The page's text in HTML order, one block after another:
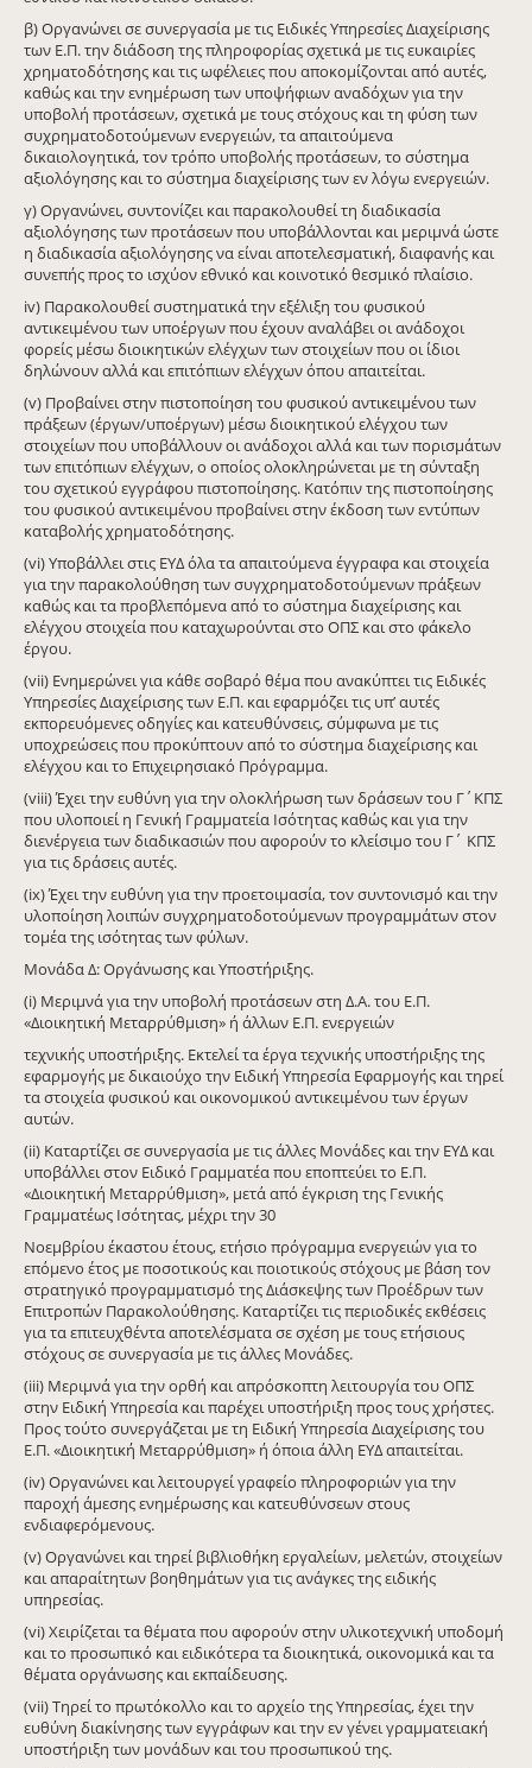
β) Οργανώνει σε συνεργασία με τις Ειδικές Υπηρεσίες Διαχείρισης
των Ε.Π. την διάδοση της πληροφορίας σχετικά με τις ευκαιρίες
χρηματοδότησης και τις ωφέλειες που αποκομίζονται από αυτές,
καθώς και την ενημέρωση των υποψήφιων αναδόχων για την
υποβολή προτάσεων, σχετικά με τους στόχους και τη φύση των
συχρηματοδοτούμενων ενεργειών, τα απαιτούμενα
δικαιολογητικά, τον τρόπο υποβολής προτάσεων, το σύστημα
αξιολόγησης και το σύστημα διαχείρισης των εν λόγω ενεργειών.
γ) Οργανώνει, συντονίζει και παρακολουθεί τη διαδικασία
αξιολόγησης των προτάσεων που υποβάλλονται και μεριμνά ώστε
η διαδικασία αξιολόγησης να είναι αποτελεσματική, διαφανής και
συνεπής προς το ισχύον εθνικό και κοινοτικό θεσμικό πλαίσιο.
iv) Παρακολουθεί συστηματικά την εξέλιξη του φυσικού
αντικειμένου των υποέργων που έχουν αναλάβει οι ανάδοχοι
φορείς μέσω διοικητικών ελέγχων των στοιχείων που οι ίδιοι
δηλώνουν αλλά και επιτόπιων ελέγχων όπου απαιτείται.
(v) Προβαίνει στην πιστοποίηση του φυσικού αντικειμένου των
πράξεων (έργων/υποέργων) μέσω διοικητικού ελέγχου των
στοιχείων που υποβάλλουν οι ανάδοχοι αλλά και των πορισμάτων
των επιτόπιων ελέγχων, ο οποίος ολοκληρώνεται με τη σύνταξη
του σχετικού εγγράφου πιστοποίησης. Κατόπιν της πιστοποίησης
του φυσικού αντικειμένου προβαίνει στην έκδοση των εντύπων
καταβολής χρηματοδότησης.
(vi) Υποβάλλει στις ΕΥΔ όλα τα απαιτούμενα έγγραφα και στοιχεία
για την παρακολούθηση των συγχρηματοδοτούμενων πράξεων
καθώς και τα προβλεπόμενα από το σύστημα διαχείρισης και
ελέγχου στοιχεία που καταχωρούνται στο ΟΠΣ και στο φάκελο
έργου.
(vii) Ενημερώνει για κάθε σοβαρό θέμα που ανακύπτει τις Ειδικές
Υπηρεσίες Διαχείρισης των Ε.Π. και εφαρμόζει τις υπ’ αυτές
εκπορευόμενες οδηγίες και κατευθύνσεις, σύμφωνα με τις
υποχρεώσεις που προκύπτουν από το σύστημα διαχείρισης και
ελέγχου και το Επιχειρησιακό Πρόγραμμα.
(viii) Έχει την ευθύνη για την ολοκλήρωση των δράσεων του Γ΄ΚΠΣ
που υλοποιεί η Γενική Γραμματεία Ισότητας καθώς και για την
διενέργεια των διαδικασιών που αφορούν το κλείσιμο του Γ΄ ΚΠΣ
για τις δράσεις αυτές.
(ix) Έχει την ευθύνη για την προετοιμασία, τον συντονισμό και την
υλοποίηση λοιπών συγχρηματοδοτούμενων προγραμμάτων στον
τομέα της ισότητας των φύλων.
Μονάδα Δ: Οργάνωσης και Υποστήριξης.
(i) Μεριμνά για την υποβολή προτάσεων στη Δ.Α. του Ε.Π.
«Διοικητική Μεταρρύθμιση» ή άλλων Ε.Π. ενεργειών
τεχνικής υποστήριξης. Εκτελεί τα έργα τεχνικής υποστήριξης της
εφαρμογής με δικαιούχο την Ειδική Υπηρεσία Εφαρμογής και τηρεί
τα στοιχεία φυσικού και οικονομικού αντικειμένου των έργων
αυτών.
(ii) Καταρτίζει σε συνεργασία με τις άλλες Μονάδες και την ΕΥΔ και
υποβάλλει στον Ειδικό Γραμματέα που εποπτεύει το Ε.Π.
«Διοικητική Μεταρρύθμιση», μετά από έγκριση της Γενικής
Γραμματέως Ισότητας, μέχρι την 30
Νοεμβρίου έκαστου έτους, ετήσιο πρόγραμμα ενεργειών για το
επόμενο έτος με ποσοτικούς και ποιοτικούς στόχους με βάση τον
στρατηγικό προγραμματισμό της Διάσκεψης των Προέδρων των
Επιτροπών Παρακολούθησης. Καταρτίζει τις περιοδικές εκθέσεις
για τα επιτευχθέντα αποτελέσματα σε σχέση με τους ετήσιους
στόχους σε συνεργασία με τις άλλες Μονάδες.
(iii) Μεριμνά για την ορθή και απρόσκοπτη λειτουργία του ΟΠΣ
στην Ειδική Υπηρεσία και παρέχει υποστήριξη προς τους χρήστες.
Προς τούτο συνεργάζεται με τη Ειδική Υπηρεσία Διαχείρισης του
Ε.Π. «Διοικητική Μεταρρύθμιση» ή όποια άλλη ΕΥΔ απαιτείται.
(iv) Οργανώνει και λειτουργεί γραφείο πληροφοριών για την
παροχή άμεσης ενημέρωσης και κατευθύνσεων στους
ενδιαφερόμενους.
(v) Οργανώνει και τηρεί βιβλιοθήκη εργαλείων, μελετών, στοιχείων
και απαραίτητων βοηθημάτων για τις ανάγκες της ειδικής
υπηρεσίας.
(vi) Χειρίζεται τα θέματα που αφορούν στην υλικοτεχνική υποδομή
και το προσωπικό και ειδικότερα τα διοικητικά, οικονομικά και τα
θέματα οργάνωσης και εκπαίδευσης.
(vii) Τηρεί το πρωτόκολλο και το αρχείο της Υπηρεσίας, έχει την
ευθύνη διακίνησης των εγγράφων και την εν γένει γραμματειακή
υποστήριξη των μονάδων και του προσωπικού της.